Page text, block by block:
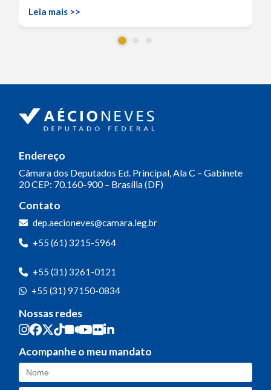
Leia mais >>
Endereço
Câmara dos Deputados Ed. Principal, Ala C – Gabinete
20CEP: 70.160-900 – Brasília (DF)
Contato
dep.aecioneves@camara.leg.br
+55 (61) 3215-5964
+55 (31) 3261-0121
+55 (31) 97150-0834
Nossas redes
Acompanhe o meu mandato